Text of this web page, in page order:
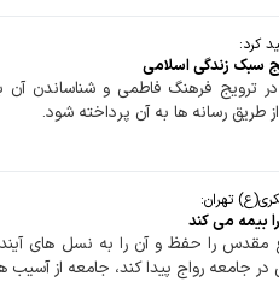
کرد:
سبک زندگی اسلامی
در ترویج فرهنگ فاطمی و شناساندن آن
رسانه ها به آن پرداخته شود.
تهران:
بیمه می کند
مقدس را حفظ و آن را به نسل های
جامعه رواج پیدا کند، جامعه از آسیب